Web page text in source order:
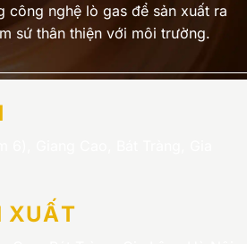
công nghệ lò gas để sản xuất ra
sứ thân thiện với môi trường.
XUẤT